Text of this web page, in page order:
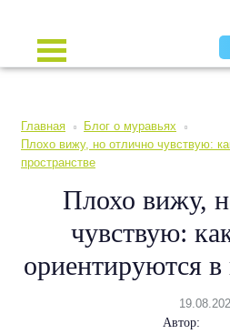
Главная
Блог о муравьях
Плохо вижу, но отлично чувствую:
пространстве
Плохо вижу,
чувствую:
ориентируются в
Автор: